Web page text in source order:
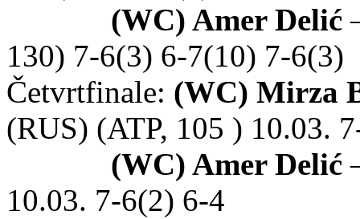
(WC) Amer Delić
130) 7-6(3) 6-7(10) 7-6(3)
Četvrtfinale: (WC) Mirza
(RUS) (ATP, 105 ) 10.03.
(WC) Amer Delić
10.03. 7-6(2) 6-4